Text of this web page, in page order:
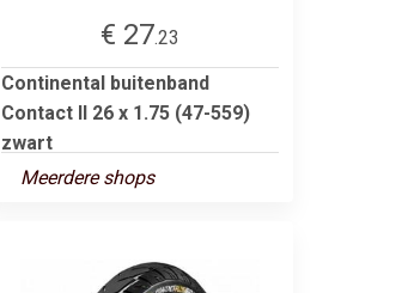
€ 27.23
Continental buitenband
Contact II 26 x 1.75 (47-559)
zwart
Meerdere shops